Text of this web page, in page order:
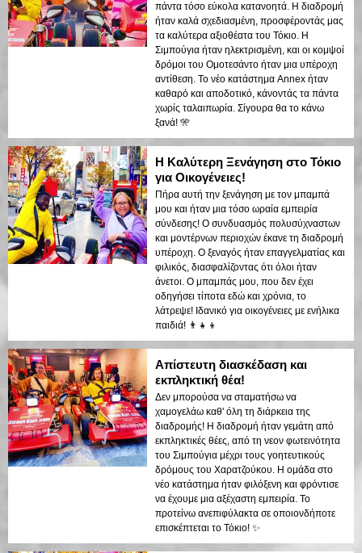
πάντα τόσο εύκολα κατανοητά. Η διαδρομή
ήταν καλά σχεδιασμένη, προσφέροντάς μας
τα καλύτερα αξιοθέατα του Τόκιο. Η
Σιμπούγια ήταν ηλεκτρισμένη, και οι κομψοί
δρόμοι του Ομοτεσάντο ήταν μια υπέροχη
αντίθεση. Το νέο κατάστημα Annex ήταν
καθαρό και αποδοτικό, κάνοντάς τα πάντα
χωρίς ταλαιπωρία. Σίγουρα θα το κάνω
ξανά! 🎌
Η Καλύτερη Ξενάγηση στο Τόκιο
για Οικογένειες!
Πήρα αυτή την ξενάγηση με τον μπαμπά
μου και ήταν μια τόσο ωραία εμπειρία
σύνδεσης! Ο συνδυασμός πολυσύχναστων
και μοντέρνων περιοχών έκανε τη διαδρομή
υπέροχη. Ο ξεναγός ήταν επαγγελματίας και
φιλικός, διασφαλίζοντας ότι όλοι ήταν
άνετοι. Ο μπαμπάς μου, που δεν έχει
οδηγήσει τίποτα εδώ και χρόνια, το
λάτρεψε! Ιδανικό για οικογένειες με ενήλικα
παιδιά! 👨‍👧‍👦
Απίστευτη διασκέδαση και
εκπληκτική θέα!
Δεν μπορούσα να σταματήσω να
χαμογελάω καθ' όλη τη διάρκεια της
διαδρομής! Η διαδρομή ήταν γεμάτη από
εκπληκτικές θέες, από τη νεον φωτεινότητα
του Σιμπούγια μέχρι τους γοητευτικούς
δρόμους του Χαρατζούκου. Η ομάδα στο
νέο κατάστημα ήταν φιλόξενη και φρόντισε
να έχουμε μια αξέχαστη εμπειρία. Το
προτείνω ανεπιφύλακτα σε οποιονδήποτε
επισκέπτεται το Τόκιο! ✨